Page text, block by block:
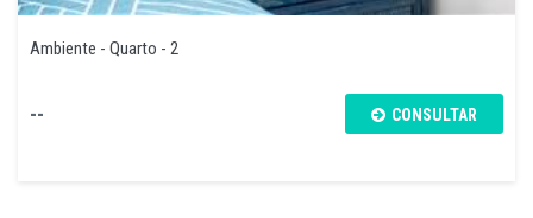
Ambiente - Quarto - 2
-- CONSULTAR